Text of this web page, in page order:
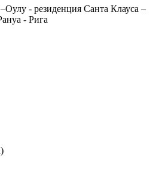
- резиденция Санта Клауса –
- Рига